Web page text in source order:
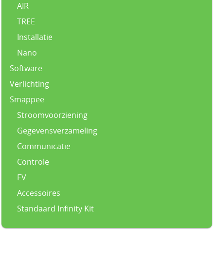
AIR
TREE
Installatie
Nano
Software
Verlichting
Smappee
Stroomvoorziening
Gegevensverzameling
Communicatie
Controle
EV
Accessoires
Standaard Infinity Kit